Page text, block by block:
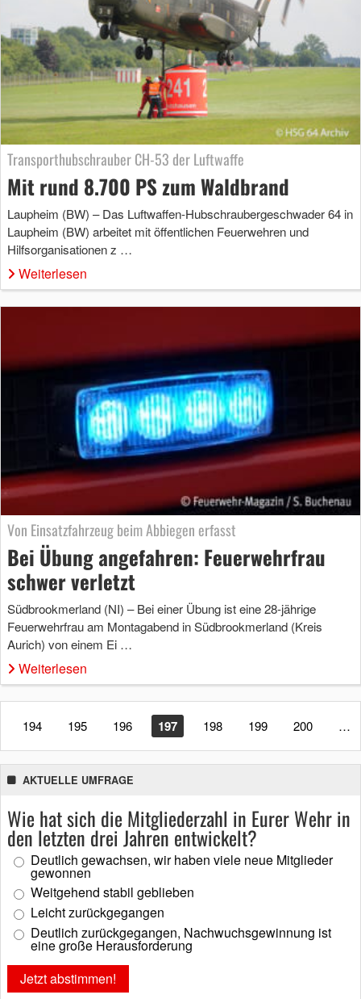
Transporthubschrauber CH-53 der Luftwaffe
Mit rund 8.700 PS zum Waldbrand
Laupheim (BW) – Das Luftwaffen-Hubschraubergeschwader 64 in
Laupheim (BW) arbeitet mit öffentlichen Feuerwehren und
Hilfsorganisationen z …
Weiterlesen
Von Einsatzfahrzeug beim Abbiegen erfasst
Bei Übung angefahren: Feuerwehrfrau
schwer verletzt
Südbrookmerland (NI) – Bei einer Übung ist eine 28-jährige
Feuerwehrfrau am Montagabend in Südbrookmerland (Kreis
Aurich) von einem Ei …
Weiterlesen
194 195 196 197 198 199 200 …
AKTUELLE UMFRAGE
Wie hat sich die Mitgliederzahl in Eurer Wehr in
den letzten drei Jahren entwickelt?
Deutlich gewachsen, wir haben viele neue Mitglieder
gewonnen
Weitgehend stabil geblieben
Leicht zurückgegangen
Deutlich zurückgegangen, Nachwuchsgewinnung ist
eine große Herausforderung